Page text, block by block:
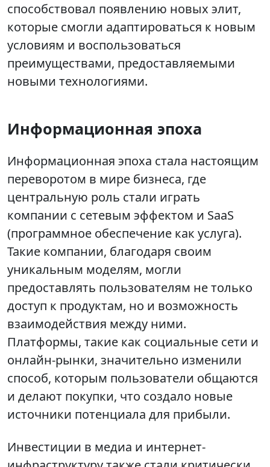
способствовал появлению новых элит,
которые смогли адаптироваться к новым
условиям и воспользоваться
преимуществами, предоставляемыми
новыми технологиями.
Информационная эпоха
Информационная эпоха стала настоящим
переворотом в мире бизнеса, где
центральную роль стали играть
компании с сетевым эффектом и SaaS
(программное обеспечение как услуга).
Такие компании, благодаря своим
уникальным моделям, могли
предоставлять пользователям не только
доступ к продуктам, но и возможность
взаимодействия между ними.
Платформы, такие как социальные сети и
онлайн-рынки, значительно изменили
способ, которым пользователи общаются
и делают покупки, что создало новые
источники потенциала для прибыли.
Инвестиции в медиа и интернет-